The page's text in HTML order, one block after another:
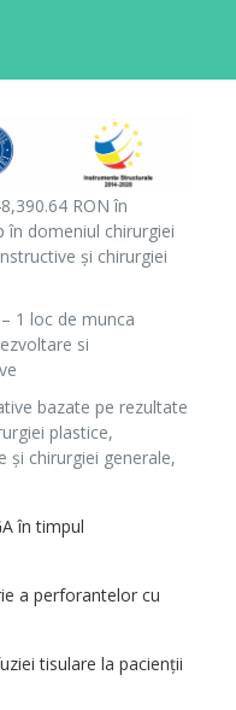
RON în
în domeniul chirurgiei
şi chirurgiei
1 loc de munca
si
bazate pe rezultate
plastice,
şi chirurgiei generale,
în timpul
a perforantelor cu
tisulare la pacienţii